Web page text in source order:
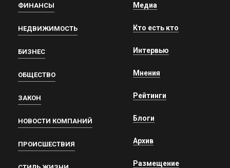
ФИНАНСЫ
НЕДВИЖИМОСТЬ
БИЗНЕС
ОБЩЕСТВО
ЗАКОН
НОВОСТИ КОМПАНИЙ
ПРОИСШЕСТВИЯ
Медиа
Кто есть кто
Интервью
Мнения
Рейтинги
Блоги
Архив
Размещение